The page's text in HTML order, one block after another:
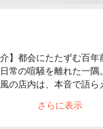
介】都会にたたずむ百
常の喧騒を離れた一隅
の店内は、本音で語ら
さらに表示